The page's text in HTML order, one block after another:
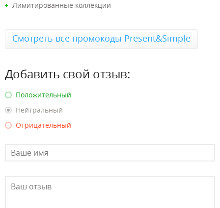
Лимитированные коллекции
Смотреть все промокоды Present&Simple
Добавить свой отзыв:
Положительный
Нейтральный
Отрицательный